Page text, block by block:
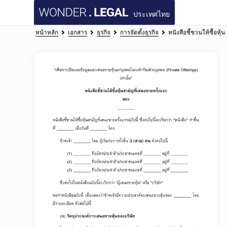
ประเทศไทย
หน้าหลัก เอกสาร ธุรกิจ การจัดตั้งธุรกิจ หนังสือชี้ชวนให้ซื้อหุ้น